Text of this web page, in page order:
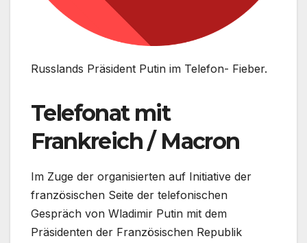
Russlands Präsident Putin im Telefon- Fieber.
Telefonat mit
Frankreich / Macron
Im Zuge der organisierten auf Initiative der
französischen Seite der telefonischen
Gespräch von Wladimir Putin mit dem
Präsidenten der Französischen Republik